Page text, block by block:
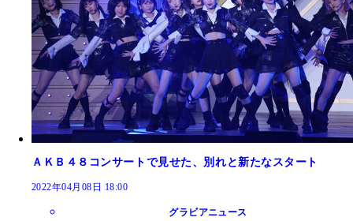
ＡＫＢ４８コンサートで見せた、別れと新たなスタート
2022年04月08日 18:00
グラビアニュース